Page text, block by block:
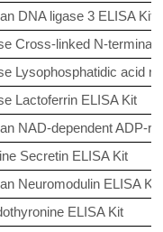
DNA ligase 3 ELISA Kit
Cross-linked N-terminal
Lysophosphatidic acid
Lactoferrin ELISA Kit
NAD-dependent ADP-
Secretin ELISA Kit
Neuromodulin ELISA Kit
ELISA Kit